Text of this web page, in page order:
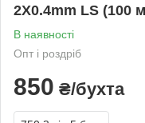
2X0.4mm LS (100
В наявності
Опт і роздріб
850 ₴/бухта